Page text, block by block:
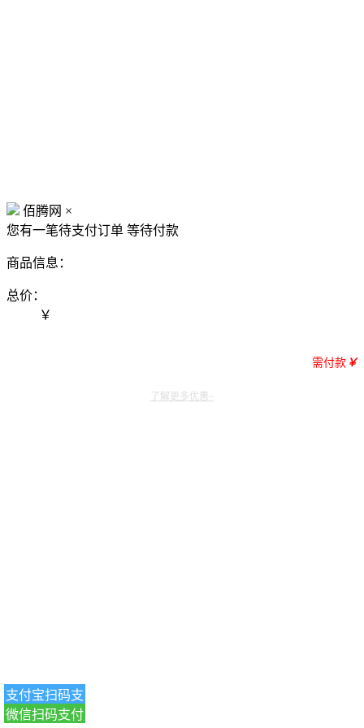
佰腾网 ×
您有一笔待支付订单 等待付款
商品信息：
总价：
￥
需付款 ￥
支付宝扫码支
付
微信扫码支付
了解更多优惠~